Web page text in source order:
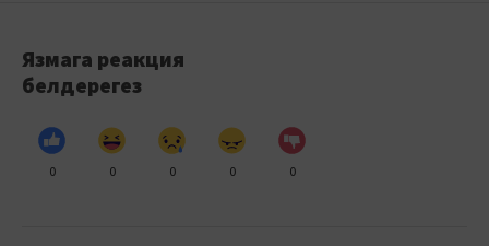
Язмага реакция
белдерегез
0 0 0 0 0